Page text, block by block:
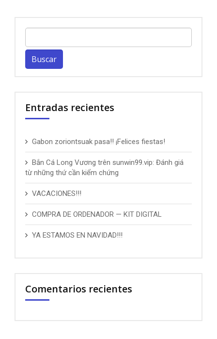
Entradas recientes
Gabon zoriontsuak pasa!! ¡Felices fiestas!
Bắn Cá Long Vương trên sunwin99.vip: Đánh giá
từ những thứ cần kiểm chứng
VACACIONES!!!
COMPRA DE ORDENADOR — KIT DIGITAL
YA ESTAMOS EN NAVIDAD!!!
Comentarios recientes